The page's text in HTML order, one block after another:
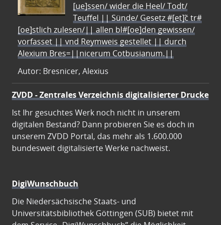
[ue]ssen/ wider die Heel/ Todt/
Teuffel || Sünde/ Gesetz #[et]c̃ tr#
[oe]stlich zulesen/|| allen bl#[oe]den gewissen/
vorfasset || vnd Reymweis gestellet || durch
Alexium Bres=||nicerum Cotbusianum.||
Autor: Bresnicer, Alexius
ZVDD - Zentrales Verzeichnis digitalisierter Drucke
Ist Ihr gesuchtes Werk noch nicht in unserem
digitalen Bestand? Dann probieren Sie es doch in
unserem ZVDD Portal, das mehr als 1.600.000
bundesweit digitalisierte Werke nachweist.
DigiWunschbuch
Die Niedersächsische Staats- und
Universitätsbibliothek Göttingen (SUB) bietet mit